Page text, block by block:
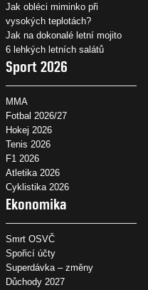
Jak obléci miminko při
vysokých teplotách?
Jak na dokonalé letní mojito
6 lehkých letních salátů
Sport 2026
MMA
Fotbal 2026/27
Hokej 2026
Tenis 2026
F1 2026
Atletika 2026
Cyklistika 2026
Ekonomika
Smrt OSVČ
Spořicí účty
Superdávka – změny
Důchody 2027